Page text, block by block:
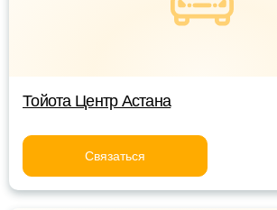
Тойота Центр Астана
Связаться